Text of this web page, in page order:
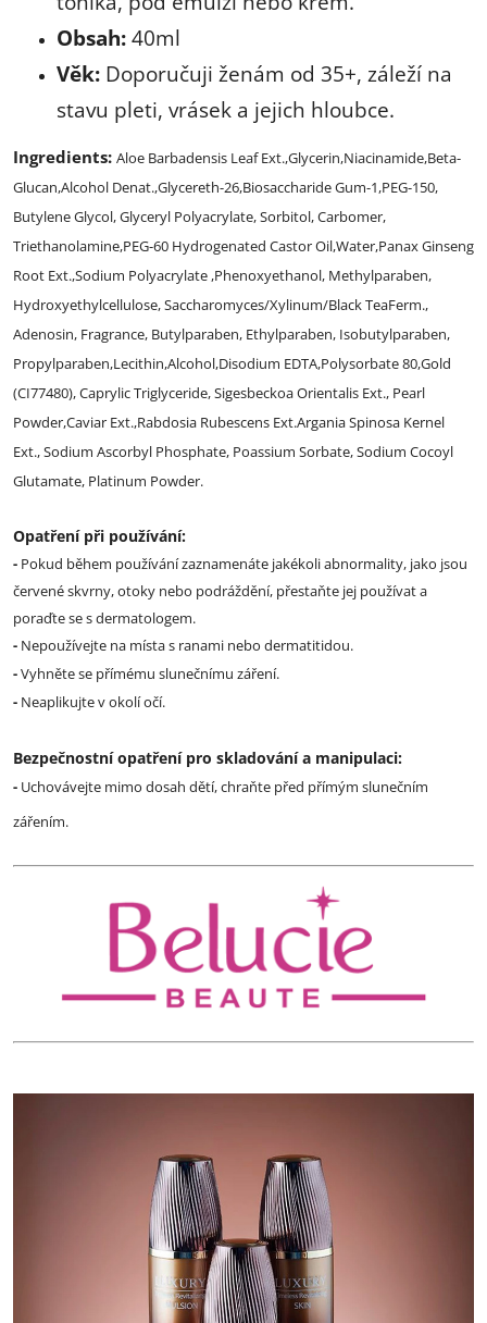
Obsah: 40ml
Věk: Doporučuji ženám od 35+, záleží na
stavu pleti, vrásek a jejich hloubce.
Ingredients: Aloe Barbadensis Leaf Ext.,Glycerin,Niacinamide,Beta-
Glucan,Alcohol Denat.,Glycereth-26,Biosaccharide Gum-1,PEG-150,
Butylene Glycol, Glyceryl Polyacrylate, Sorbitol, Carbomer,
Triethanolamine,PEG-60 Hydrogenated Castor Oil,Water,Panax Ginseng
Root Ext.,Sodium Polyacrylate ,Phenoxyethanol, Methylparaben,
Hydroxyethylcellulose, Saccharomyces/Xylinum/Black TeaFerm.,
Adenosin, Fragrance, Butylparaben, Ethylparaben, Isobutylparaben,
Propylparaben,Lecithin,Alcohol,Disodium EDTA,Polysorbate 80,Gold
(CI77480), Caprylic Triglyceride, Sigesbeckoa Orientalis Ext., Pearl
Powder,Caviar Ext.,Rabdosia Rubescens Ext.Argania Spinosa Kernel
Ext., Sodium Ascorbyl Phosphate, Poassium Sorbate, Sodium Cocoyl
Glutamate, Platinum Powder.
Opatření při používání:
- Pokud během používání zaznamenáte jakékoli abnormality, jako jsou
červené skvrny, otoky nebo podráždění, přestaňte jej používat a
poraďte se s dermatologem.
- Nepoužívejte na místa s ranami nebo dermatitidou.
-Vyhněte se přímému slunečnímu záření.
- Neaplikujte v okolí očí.
Bezpečnostní opatření pro skladování a manipulaci:
- Uchovávejte mimo dosah dětí, chraňte před přímým slunečním
zářením.